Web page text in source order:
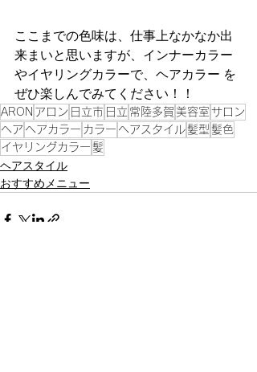
ここまでの色味は、仕事上なかなか出
来まいと思いますが、インナーカラー
やイヤリングカラーで、ヘアカラー を
ぜひ楽しんでみてください！！
ARON アロン 日立市 日立 常陸多賀 美容室 サロン
ヘア ヘアカラー カラー ヘアスタイル髪型 髪色
イヤリングカラー 髪
ヘアスタイル
おすすめメニュー